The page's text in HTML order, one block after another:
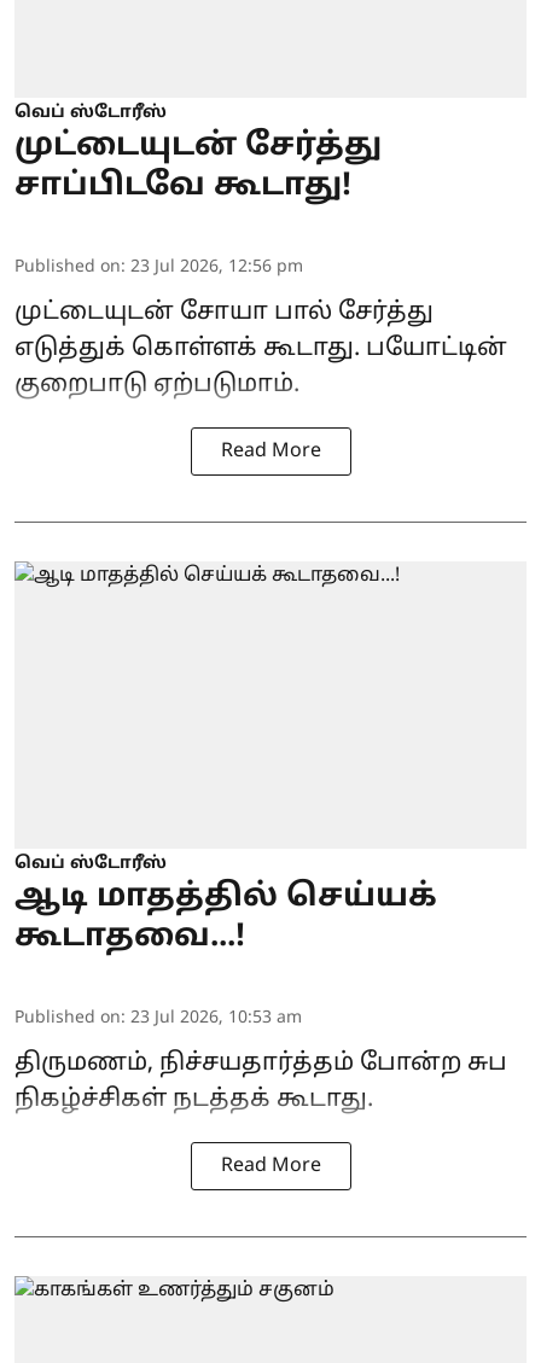
வெப் ஸ்டோரீஸ்
முட்டையுடன் சேர்த்து
சாப்பிடவே கூடாது!
Published on: 23 Jul 2026, 12:56 pm
முட்டையுடன் சோயா பால் சேர்த்து
எடுத்துக் கொள்ளக் கூடாது. பயோட்டின்
குறைபாடு ஏற்படுமாம்.
Read More
வெப் ஸ்டோரீஸ்
ஆடி மாதத்தில் செய்யக்
கூடாதவை...!
Published on: 23 Jul 2026, 10:53 am
திருமணம், நிச்சயதார்த்தம் போன்ற சுப
நிகழ்ச்சிகள் நடத்தக் கூடாது.
Read More